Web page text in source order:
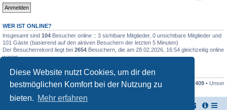
Diese Website nutzt Cookies, um dir den
bestmöglichen Komfort bei der Nutzung zu
bieten. Mehr erfahren
WER IST ONLINE?
Insgesamt sind 104 Besucher online :: 3 sichtbare Mitglieder, 0 unsichtbare Mitglieder und
101 Gäste (basierend auf den aktiven Besuchern der letzten 5 Minuten)
Der Besucherrekord liegt bei 2654 Besuchern, die am 28.02.2026, 16:54 gleichzeitig online
waren.
STATISTIK
Beiträge insgesamt161445• Themen insgesamt17948• Mitglieder insgesamt 409 • Unser
neuestes Mitglied: